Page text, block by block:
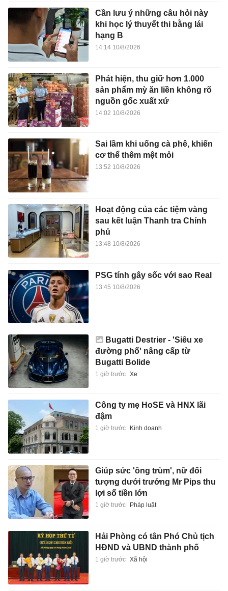
Cần lưu ý những câu hỏi này
khi học lý thuyết thi bằng lái
hạng B
14:14 10/8/2026
Phát hiện, thu giữ hơn 1.000
sản phẩm mỳ ăn liền không rõ
nguồn gốc xuất xứ
14:02 10/8/2026
Sai lầm khi uống cà phê, khiến
cơ thể thêm mệt mỏi
13:52 10/8/2026
Hoạt động của các tiệm vàng
sau kết luận Thanh tra Chính
phủ
13:48 10/8/2026
PSG tính gây sốc với sao Real
13:45 10/8/2026
Bugatti Destrier - 'Siêu xe
đường phố' nâng cấp từ
Bugatti Bolide
1 giờ trước Xe
Công ty mẹ HoSE và HNX lãi
đậm
1 giờ trước Kinh doanh
Giúp sức 'ông trùm', nữ đối
tượng dưới trướng Mr Pips thu
lợi số tiền lớn
1 giờ trước Pháp luật
Hải Phòng có tân Phó Chủ tịch
HĐND và UBND thành phố
1 giờ trước Xã hội